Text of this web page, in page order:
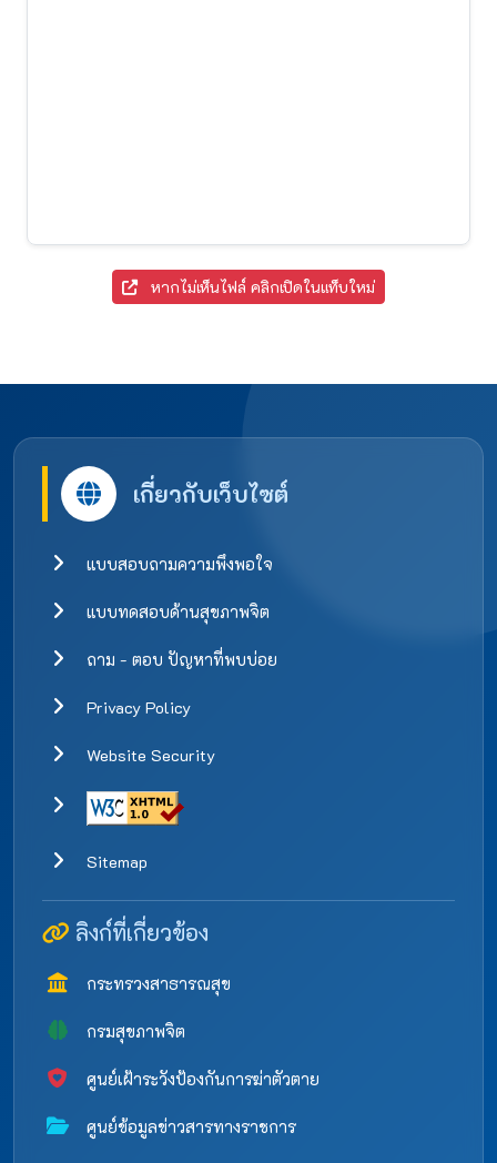
หากไม่เห็นไฟล์ คลิกเปิดในแท็บใหม่
เกี่ยวกับเว็บไซต์
แบบสอบถามความพึงพอใจ
แบบทดสอบด้านสุขภาพจิต
ถาม - ตอบ ปัญหาที่พบบ่อย
Privacy Policy
Website Security
Sitemap
ลิงก์ที่เกี่ยวข้อง
กระทรวงสาธารณสุข
กรมสุขภาพจิต
ศูนย์เฝ้าระวังป้องกันการฆ่าตัวตาย
ศูนย์ข้อมูลข่าวสารทางราชการ